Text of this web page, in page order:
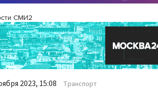
СМИ2
2023, 15:08 Транспорт